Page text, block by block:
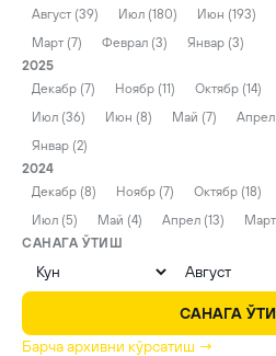
Август (39)
Июл (180) Июн (193)
Март (7)
Феврал (3)
Январ (3)
2025
Декабр (7)
Ноябр (11) Октябр (14)
Июл (36)
Июн (8) Май (7) Апрел
Январ (2)
2024
Декабр (8)
Ноябр (7) Октябр (18)
Июл (5)
Май (4) Апрел (13)
Март
САНАГА ЎТИШ
САНАГА
Барча архивни кўрсатиш →